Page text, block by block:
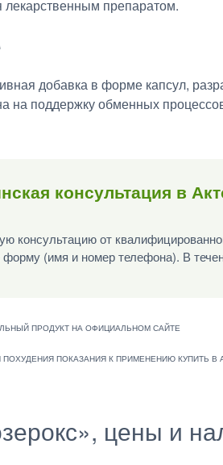
лекарственным препаратом.
добавка в форме капсул,
на поддержку обменных
консультация в
консультацию от
форму (имя и номер телефона). В
цены и